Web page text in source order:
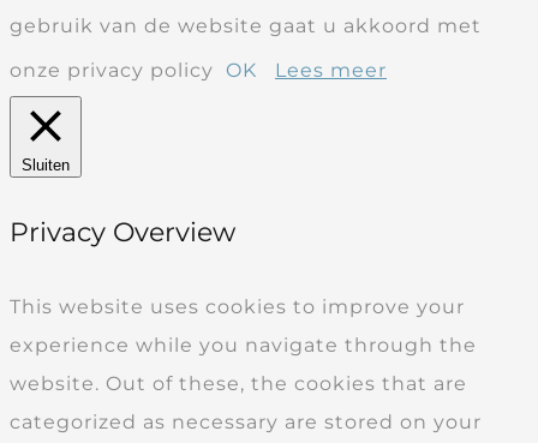
gebruik van de website gaat u akkoord met
onze privacy policy
OK Lees meer
Sluiten
Privacy Overview
This website uses cookies to improve your
experience while you navigate through the
website. Out of these, the cookies that are
categorized as necessary are stored on your